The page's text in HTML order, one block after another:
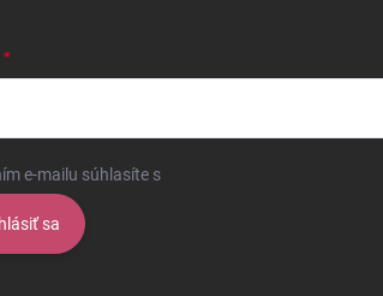
e-mailu súhlasíte s
sa